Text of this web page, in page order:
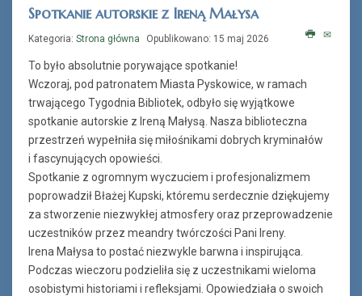
Spotkanie autorskie z Ireną Małysa
Kategoria: Strona główna Opublikowano: 15 maj 2026
To było absolutnie porywające spotkanie!
Wczoraj, pod patronatem Miasta Pyskowice, w ramach
trwającego Tygodnia Bibliotek, odbyło się wyjątkowe
spotkanie autorskie z Ireną Małysą. Nasza biblioteczna
przestrzeń wypełniła się miłośnikami dobrych kryminałów
i fascynujących opowieści.
Spotkanie z ogromnym wyczuciem i profesjonalizmem
poprowadził Błażej Kupski, któremu serdecznie dziękujemy
za stworzenie niezwykłej atmosfery oraz przeprowadzenie
uczestników przez meandry twórczości Pani Ireny.
Irena Małysa to postać niezwykle barwna i inspirująca.
Podczas wieczoru podzieliła się z uczestnikami wieloma
osobistymi historiami i refleksjami. Opowiedziała o swoich